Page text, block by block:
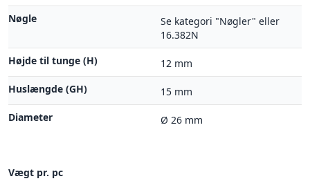
Nøgle
Se kategori "Nøgler" eller
16.382N
Højde til tunge (H)
12 mm
Huslængde (GH)
15 mm
Diameter
Ø 26 mm
Vægt pr. pc